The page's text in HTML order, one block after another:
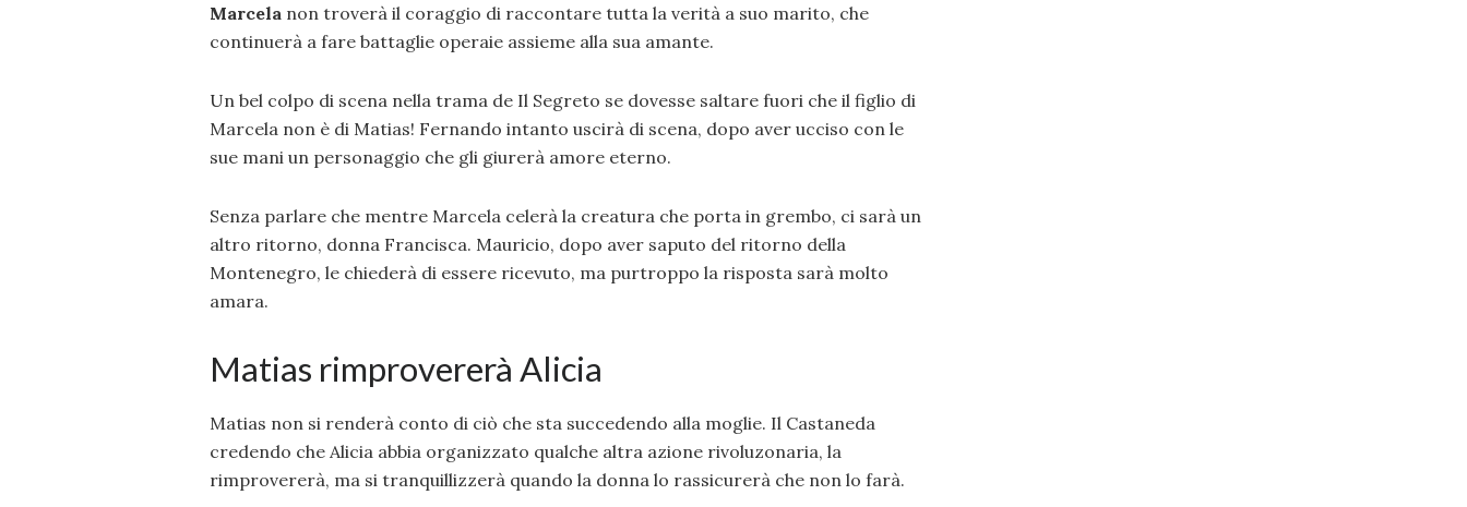
Marcela non troverà il coraggio di raccontare tutta la verità a suo marito, che
continuerà a fare battaglie operaie assieme alla sua amante.
Un bel colpo di scena nella trama de Il Segreto se dovesse saltare fuori che il figlio di
Marcela non è di Matias! Fernando intanto uscirà di scena, dopo aver ucciso con le
sue mani un personaggio che gli giurerà amore eterno.
Senza parlare che mentre Marcela celerà la creatura che porta in grembo, ci sarà un
altro ritorno, donna Francisca. Mauricio, dopo aver saputo del ritorno della
Montenegro, le chiederà di essere ricevuto, ma purtroppo la risposta sarà molto
amara.
Matias rimprovererà Alicia
Matias non si renderà conto di ciò che sta succedendo alla moglie. Il Castaneda
credendo che Alicia abbia organizzato qualche altra azione rivoluzonaria, la
rimprovererà, ma si tranquillizzerà quando la donna lo rassicurerà che non lo farà.